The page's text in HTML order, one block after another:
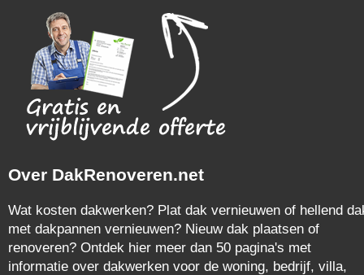
Over DakRenoveren.net
Wat kosten dakwerken? Plat dak vernieuwen of hellend
met dakpannen vernieuwen? Nieuw dak plaatsen of
renoveren? Ontdek hier meer dan 50 pagina's met
informatie over dakwerken voor de woning, bedrijf, villa,